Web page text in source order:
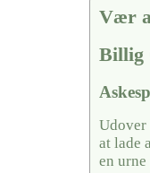
Vær
Billig
Udover
at lade
en